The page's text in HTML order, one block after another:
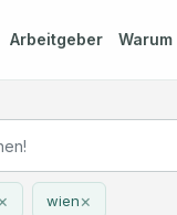
Arbeitgeber Warum
wien×